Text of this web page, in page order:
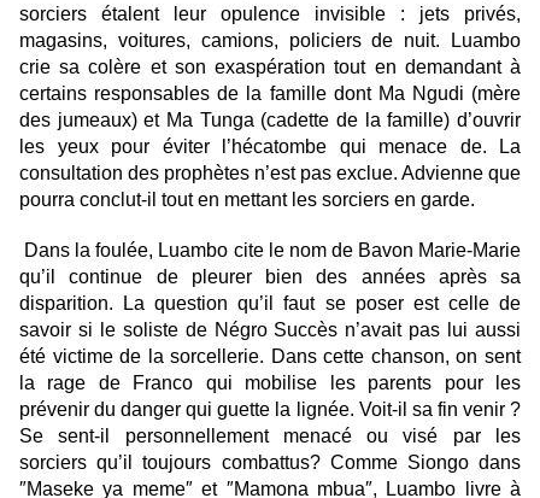
sorciers étalent leur opulence invisible : jets privés,
magasins, voitures, camions, policiers de nuit.
Luambo
crie sa colère et son exaspération tout en demandant à
certains responsables de la famille dontMa Ngudi (mère
des jumeaux) et Ma Tunga (cadette de la famille) d’ouvrir
les yeux pour éviter l’hécatombe qui menace de. La
consultation des prophètes n’est pas exclue. Advienne que
pourra conclut-il tout en mettant les sorciers en garde.
Dans la foulée, Luambo cite le nom de Bavon Marie-Marie
qu’il continue de pleurer bien des années après sa
disparition. La question qu’il faut se poser est celle de
savoir si le soliste de Négro Succès n’avait pas lui aussi
été victime de la sorcellerie. Dans cette chanson, on sent
la rage de Franco qui mobilise les parents pour les
prévenir du danger quiguette la lignée. Voit-il sa fin venir ?
Se sent-il personnellement menacé ou visé par les
sorciers qu’il toujours combattus? Comme Siongo dans
″Maseke ya meme″ et ″Mamona mbua″, Luambo livre à